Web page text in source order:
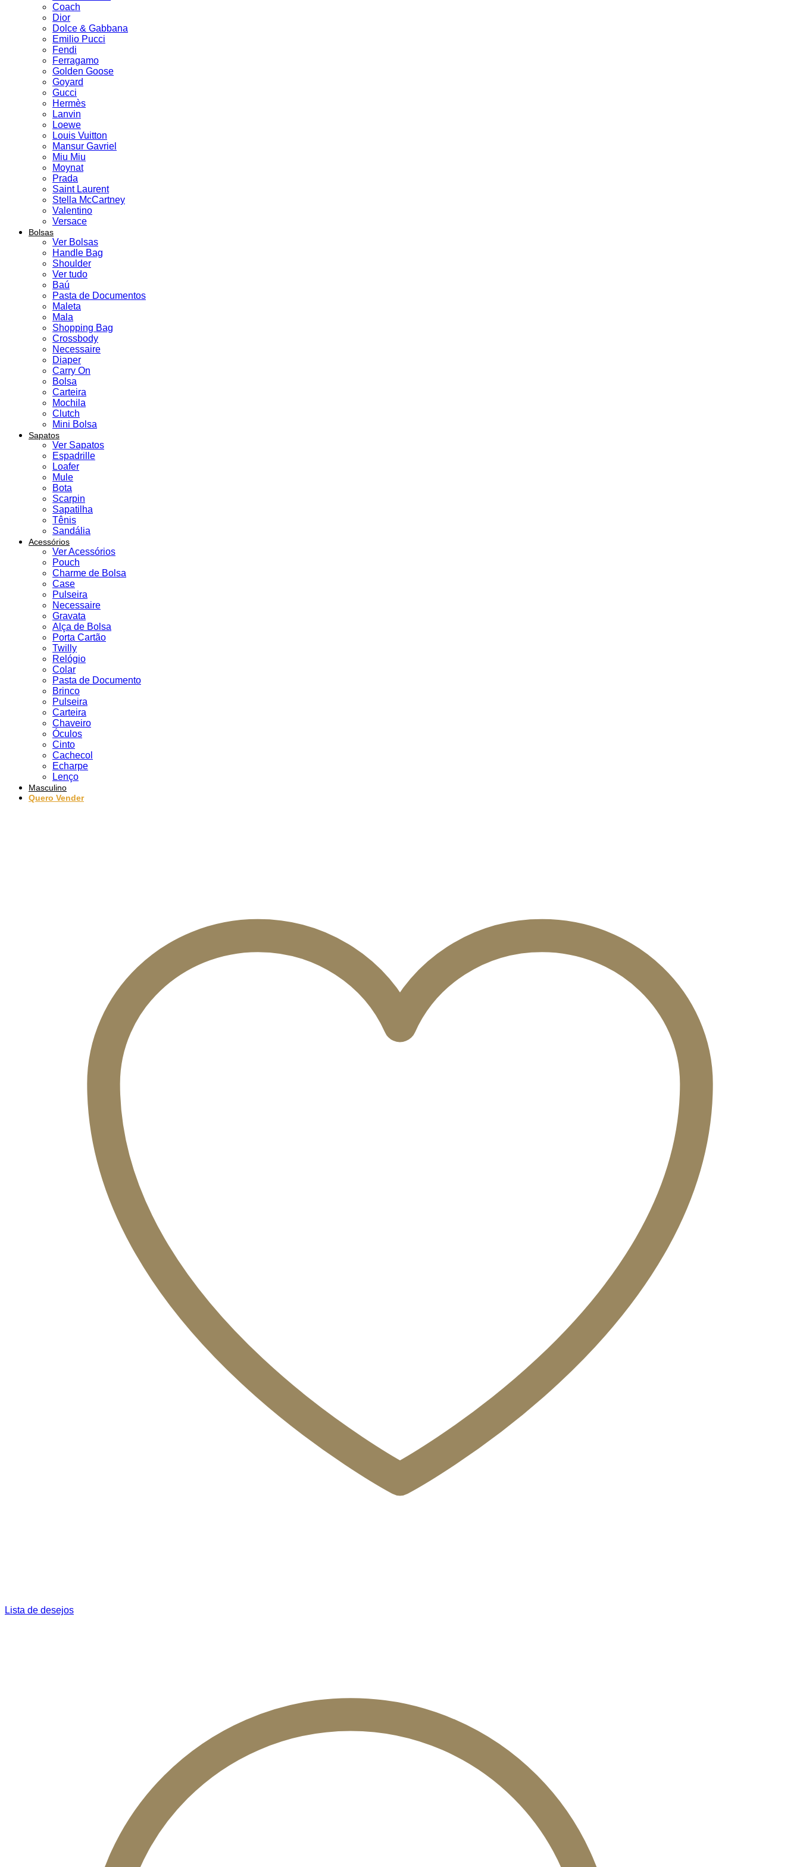
Coach
Dior
Dolce & Gabbana
Emilio Pucci
Fendi
Ferragamo
Golden Goose
Goyard
Gucci
Hermès
Lanvin
Loewe
Louis Vuitton
Mansur Gavriel
Miu Miu
Moynat
Prada
Saint Laurent
Stella McCartney
Valentino
Versace
Bolsas
Ver Bolsas
Handle Bag
Shoulder
Ver tudo
Baú
Pasta de Documentos
Maleta
Mala
Shopping Bag
Crossbody
Necessaire
Diaper
Carry On
Bolsa
Carteira
Mochila
Clutch
Mini Bolsa
Sapatos
Ver Sapatos
Espadrille
Loafer
Mule
Bota
Scarpin
Sapatilha
Tênis
Sandália
Acessórios
Ver Acessórios
Pouch
Charme de Bolsa
Case
Pulseira
Necessaire
Gravata
Alça de Bolsa
Porta Cartão
Twilly
Relógio
Colar
Pasta de Documento
Brinco
Pulseira
Carteira
Chaveiro
Óculos
Cinto
Cachecol
Echarpe
Lenço
Masculino
Quero Vender
Lista de desejos